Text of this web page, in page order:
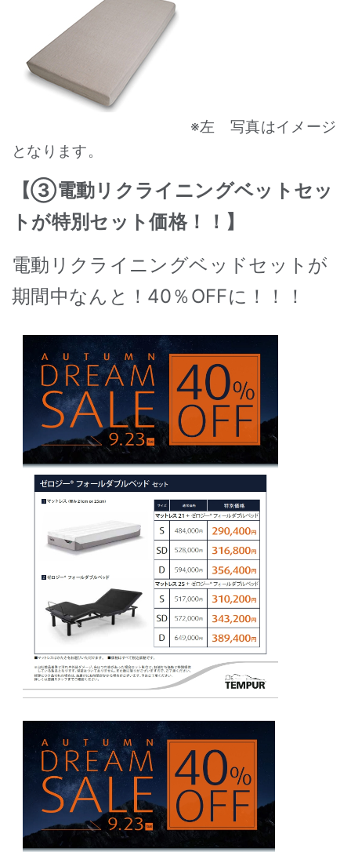
※左 写真はイメージ
となります。
【③電動リクライニングベットセッ
トが特別セット価格！！】
電動リクライニングベッドセットが
期間中なんと！40％OFFに！！！